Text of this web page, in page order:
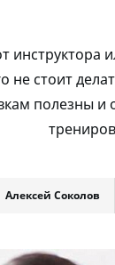
инструктора
стоит
полезны
Алексей Соколов